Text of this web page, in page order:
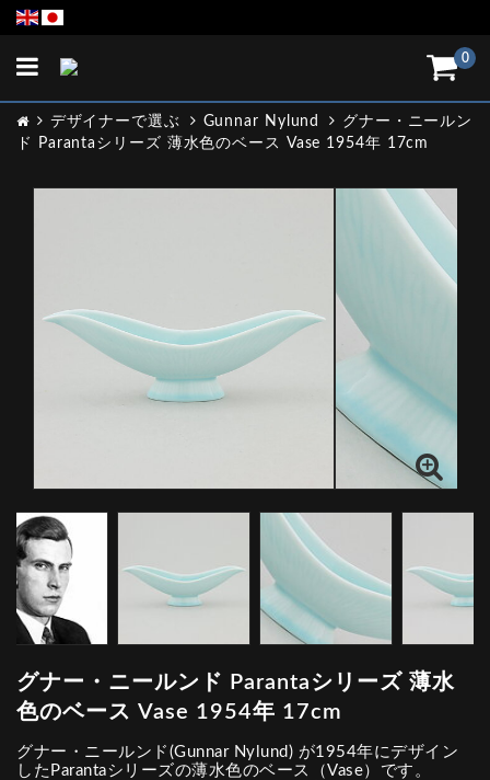
0
Toggle
デザイナーで選ぶ Gunnar Nylund
グナー・ニールン
ド Parantaシリーズ 薄水色のベース Vase 1954年 17cm
グナー・ニールンド Parantaシリーズ 薄水
色のベース Vase 1954年 17cm
グナー・ニールンド(Gunnar Nylund) が1954年にデザイン
したParantaシリーズの薄水色のベース（Vase）です。